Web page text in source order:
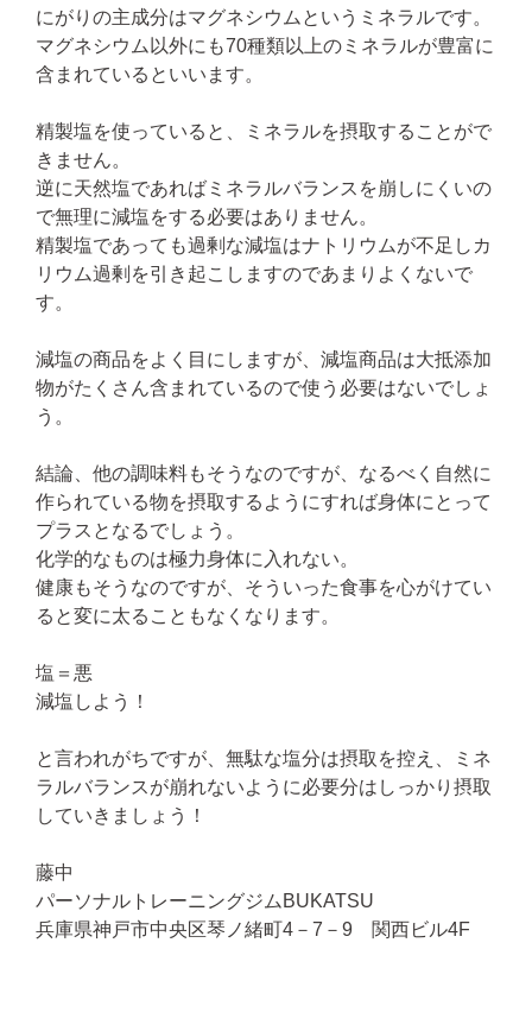
にがりの主成分はマグネシウムというミネラルです。
マグネシウム以外にも70種類以上のミネラルが豊富に
含まれているといいます。
精製塩を使っていると、ミネラルを摂取することがで
きません。
逆に天然塩であればミネラルバランスを崩しにくいの
で無理に減塩をする必要はありません。
精製塩であっても過剰な減塩はナトリウムが不足しカ
リウム過剰を引き起こしますのであまりよくないで
す。
減塩の商品をよく目にしますが、減塩商品は大抵添加
物がたくさん含まれているので使う必要はないでしょ
う。
結論、他の調味料もそうなのですが、なるべく自然に
作られている物を摂取するようにすれば身体にとって
プラスとなるでしょう。
化学的なものは極力身体に入れない。
健康もそうなのですが、そういった食事を心がけてい
ると変に太ることもなくなります。
塩＝悪
減塩しよう！
と言われがちですが、無駄な塩分は摂取を控え、ミネ
ラルバランスが崩れないように必要分はしっかり摂取
していきましょう！
藤中
パーソナルトレーニングジムBUKATSU
兵庫県神戸市中央区琴ノ緒町4－7－9 関西ビル4F